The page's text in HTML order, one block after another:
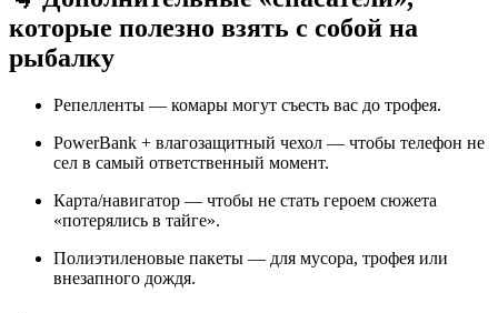
которые полезно взять с собой на
рыбалку
Репелленты — комары могут съесть вас до трофея.
PowerBank + влагозащитный чехол — чтобы телефон не
сел в самый ответственный момент.
Карта/навигатор — чтобы не стать героем сюжета
«потерялись в тайге».
Полиэтиленовые пакеты — для мусора, трофея или
внезапного дождя.